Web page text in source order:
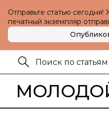
Отправьте статью
печатный экземпляр